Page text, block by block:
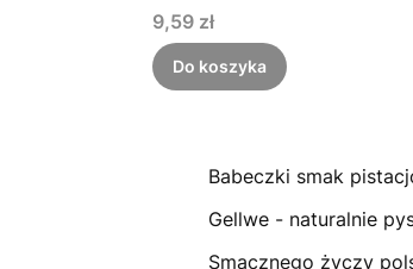
Cena
9,59 zł
Do koszyka
Babeczki smak
Gellwe - naturalnie
Smacznego życzy